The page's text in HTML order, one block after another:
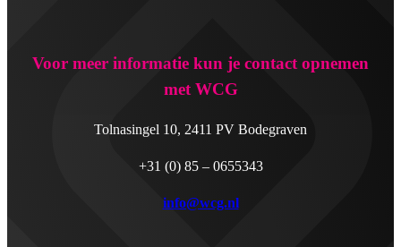
Voor meer informatie kun je contact opnemen
met WCG
Tolnasingel 10, 2411 PV Bodegraven
+31 (0) 85 – 0655343
info@wcg.nl